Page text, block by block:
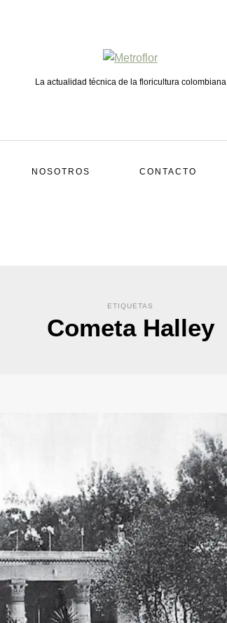
La actualidad técnica de la floricultura colombiana
NOSOTROS CONTACTO
ETIQUETAS
Cometa Halley